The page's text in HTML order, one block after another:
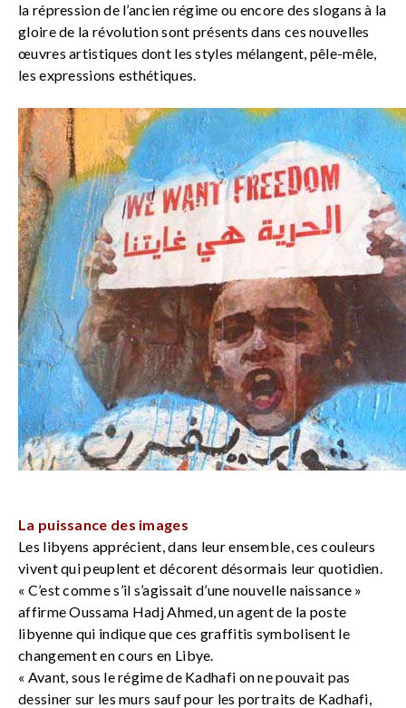
la répression de l’ancien régime ou encore des slogans à la
gloire de la révolution sont présents dans ces nouvelles
œuvres artistiques dont les styles mélangent, pêle-mêle,
les expressions esthétiques.
La puissance des images
Les libyens apprécient, dans leur ensemble, ces couleurs
vivent qui peuplent et décorent désormais leur quotidien.
« C’est comme s’il s’agissait d’une nouvelle naissance »
affirme Oussama Hadj Ahmed, un agent de la poste
libyenne qui indique que ces graffitis symbolisent le
changement en cours en Libye.
« Avant, sous le régime de Kadhafi on ne pouvait pas
dessiner sur les murs sauf pour les portraits de Kadhafi,